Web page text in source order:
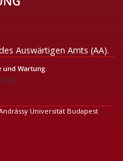
Auswärtigen Amts (AA).
Universität Budapest
und Wartung